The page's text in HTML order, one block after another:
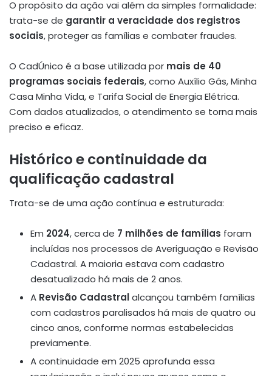
O propósito da ação vai além da simples formalidade:
trata-se de garantir a veracidade dos registros
sociais, proteger as famílias e combater fraudes.
O CadÚnico é a base utilizada por mais de 40
programas sociais federais, como Auxílio Gás, Minha
Casa Minha Vida, e Tarifa Social de Energia Elétrica.
Com dados atualizados, o atendimento se torna mais
preciso e eficaz.
Histórico e continuidade da
qualificação cadastral
Trata-se de uma ação contínua e estruturada:
Em 2024, cerca de 7 milhões de famílias foram
incluídas nos processos de Averiguação e Revisão
Cadastral. A maioria estava com cadastro
desatualizado há mais de 2 anos.
A Revisão Cadastralalcançou também famílias
com cadastros paralisados há mais de quatro ou
cinco anos, conforme normas estabelecidas
previamente.
A continuidade em 2025 aprofunda essa